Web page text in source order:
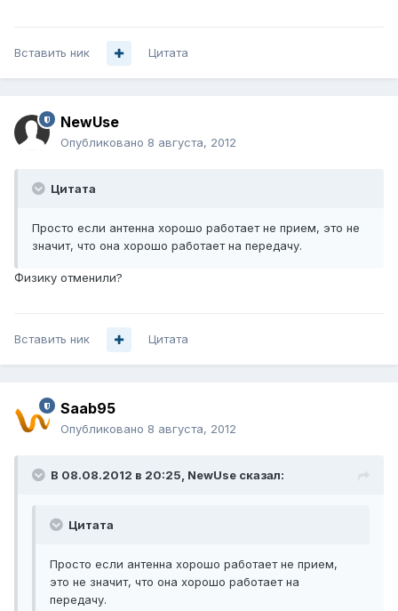
Вставить ник Цитата
NewUse
Опубликовано 8 августа, 2012
Цитата
Просто если антенна хорошо работает не прием, это не
значит, что она хорошо работает на передачу.
Физику отменили?
Вставить ник Цитата
Saab95
Опубликовано 8 августа, 2012
В 08.08.2012 в 20:25, NewUse сказал:
Цитата
Просто если антенна хорошо работает не прием,
это не значит, что она хорошо работает на
передачу.